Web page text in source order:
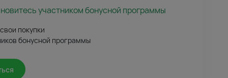
участником бонусной программы
покупки
бонусной программы